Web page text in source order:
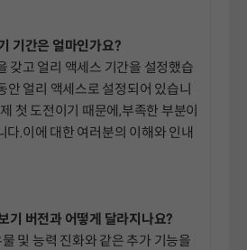
기간은 얼마인가요?
갖고 얼리 액세스 기간을 설정했습
안 얼리 액세스로 설정되어 있습니
첫 도전이기 때문에,부족한 부분이
다.이에 대한 여러분의 이해와 인내
기 버전과 어떻게 달라지나요?
및 능력 진화와 같은 추가 기능을